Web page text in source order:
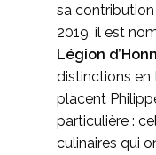
sa contribution
2019, il est
Légion
distinctions en
placent
particulière :
culinaires qui